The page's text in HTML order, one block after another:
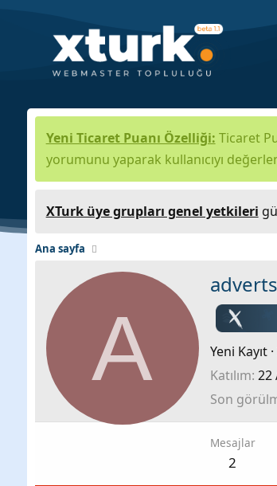
Yeni Ticaret Puanı Özelliği: Ticaret
yorumunu yaparak kullanıcıyı
XTurk üye grupları genel yetkileri
Ana sayfa
A Yeni Kayıt ·
Katılım 22
Son
Mesajlar
2